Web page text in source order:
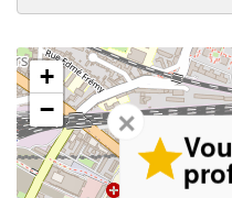
+
−
✕